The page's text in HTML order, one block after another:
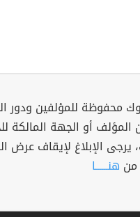
محفوظة للمؤلفين ودور
أو الجهة المالكة
الإبلاغ لإيقاف عرض
من هنــــــا